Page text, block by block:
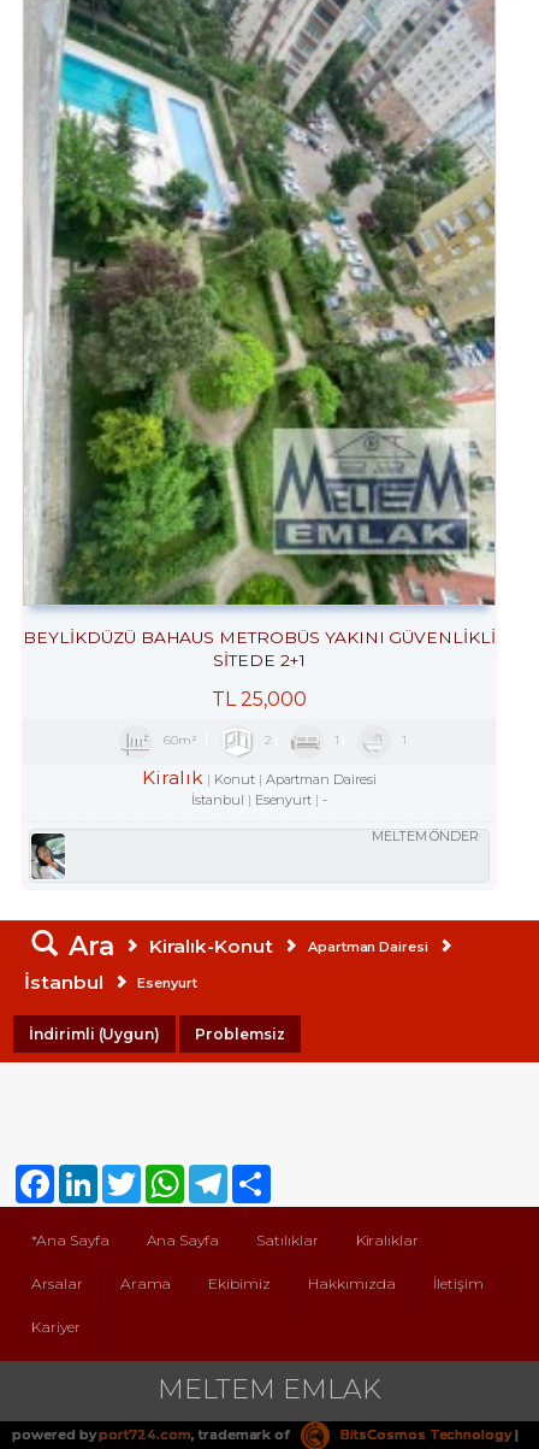
BEYLİKDÜZÜ BAHAUS METROBÜS YAKINI GÜVENLİKLİ
SİTEDE 2+1
TL25,000
60m² 2 1 1
Kiralık Konut
Apartman Dairesi
İstanbul
Esenyurt -
MELTEM ÖNDER
Ara Kiralık-Konut Apartman Dairesi
İstanbul Esenyurt
İndirimli (Uygun) Problemsiz
*Ana Sayfa Ana Sayfa Satılıklar Kiralıklar
Arsalar Arama Ekibimiz Hakkımızda İletişim
Kariyer
FacebookLinkedInTwitter WhatsAppTelegram
MELTEM EMLAK
powered byport724.com, trademark of BitsCosmos Technology|